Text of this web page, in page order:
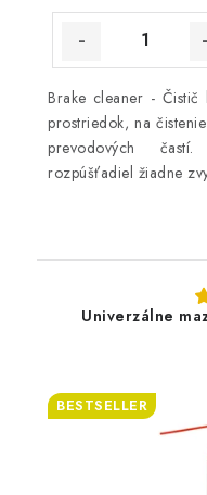
Brake cleaner -
prostriedok, na
prevodových
rozpúšťadiel žiadne
Univerzálne
BESTSELLER